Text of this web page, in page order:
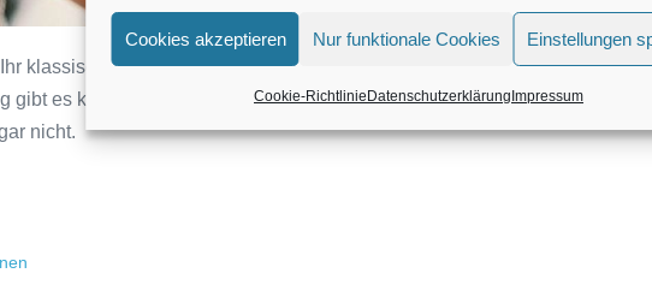
Cookies akzeptieren Nur funktionale Cookies Einstellungen
Cookie-Richtlinie Datenschutzerklärung Impressum
klassisch zusammen tanzen möchtet?
gibt es kaum.
nicht.